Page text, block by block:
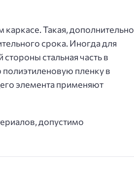
Такая, дополнительно
срока. Иногда для
стальная часть в
пленку в
элемента применяют
допустимо